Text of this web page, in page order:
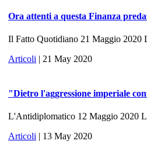
Ora attenti a questa Finanza
Il Fatto Quotidiano 21 Maggio 2020
Articoli | 21 May 2020
"Dietro l'aggressione imperiale
L'Antidiplomatico 12 Maggio 2020
Articoli | 13 May 2020